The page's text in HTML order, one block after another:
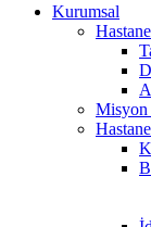
Kurumsal